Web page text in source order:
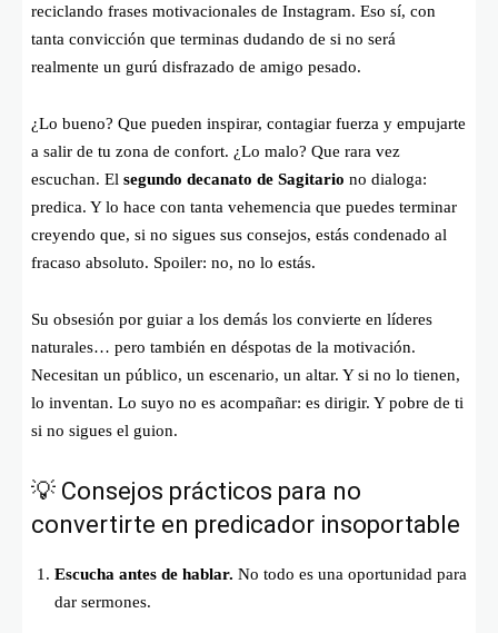
reciclando frases motivacionales de Instagram. Eso sí, con
tanta convicción que terminas dudando de si no será
realmente un gurú disfrazado de amigo pesado.
¿Lo bueno? Que pueden inspirar, contagiar fuerza y empujarte
a salir de tu zona de confort. ¿Lo malo? Que rara vez
escuchan. El segundo decanato de Sagitario no dialoga:
predica. Y lo hace con tanta vehemencia que puedes terminar
creyendo que, si no sigues sus consejos, estás condenado al
fracaso absoluto. Spoiler: no, no lo estás.
Su obsesión por guiar a los demás los convierte en líderes
naturales… pero también en déspotas de la motivación.
Necesitan un público, un escenario, un altar. Y si no lo tienen,
lo inventan. Lo suyo no es acompañar: es dirigir. Y pobre de ti
si no sigues el guion.
💡 Consejos prácticos para no
convertirte en predicador insoportable
Escucha antes de hablar. No todo es una oportunidad para
dar sermones.